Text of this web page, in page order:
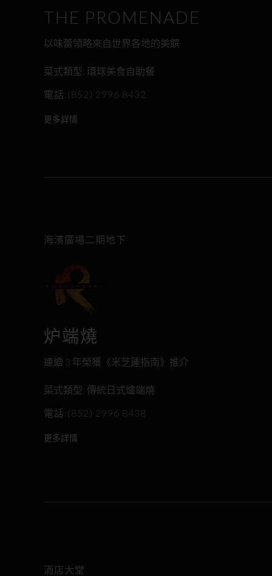
THE PROMENADE
以味蕾領略來自世界各地的美饌
菜式類型: 環球美食自助餐
電話:(852) 2996 8432
更多詳情
海濱廣場二期地下
炉端燒
連續 3 年榮獲《米芝蓮指南》推介
菜式類型: 傳統日式爐端燒
電話:(852) 2996 8438
更多詳情
酒店大堂